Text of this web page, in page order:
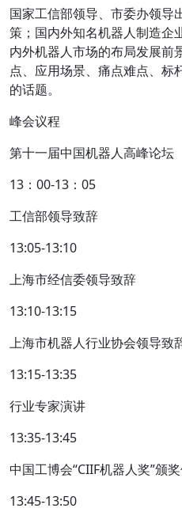
国家工信部领导、市委办领导
策；国内外知名机器人制造企
内外机器人市场的布局发展前
点、应用场景、痛点难点、标
的话题。
峰会议程
第十一届中国机器人高峰论坛
13：00-13：05
工信部领导致辞
13:05-13:10
上海市经信委领导致辞
13:10-13:15
上海市机器人行业协会领导致
13:15-13:35
行业专家演讲
13:35-13:45
中国工博会“CIIF机器人奖”颁
13:45-13:50